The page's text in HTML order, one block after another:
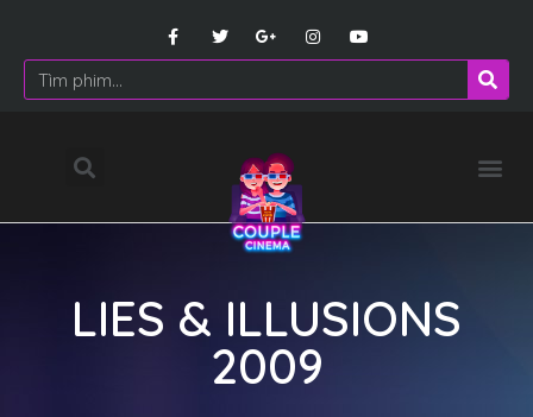
LIES & ILLUSIONS
2009